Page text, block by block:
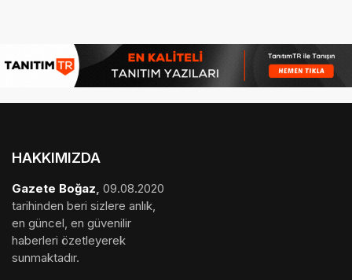
HAKKIMIZDA
Gazete Boğaz, 09.08.2020
tarihinden beri sizlere anlık,
en güncel, en güvenilir
haberleri özetleyerek
sunmaktadır.